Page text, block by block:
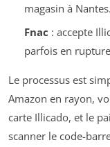
magasin à Nantes.
Fnac : accepte
parfois en
Le processus est
Amazon en rayon,
carte Illicado, et le
scanner le code-